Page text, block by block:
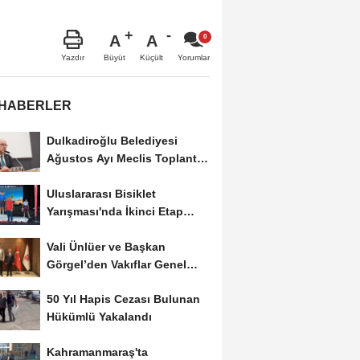
Yazdır
A
Büyüt
A
Küçült Yorumlar
Dulkadiroğlu Belediyesi
Ağustos Ayı Meclis Toplantısı
Uluslararası Bisiklet
Yarışması'nda İkinci Etap
Vali Ünlüer ve Başkan
Görgel’den Vakıflar Genel
50 Yıl Hapis Cezası Bulunan
Hükümlü Yakalandı
Kahramanmaraş'ta